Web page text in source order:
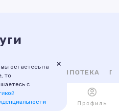
ИПОТЕКА
НОВОСТРОЙКИ
остаетесь на
то
с
×
Избранное Профиль